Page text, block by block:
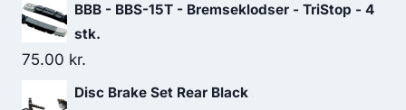
BBB - BBS-15T - Bremseklodser - TriStop - 4
stk.
75.00 kr.
Disc Brake Set Rear Black